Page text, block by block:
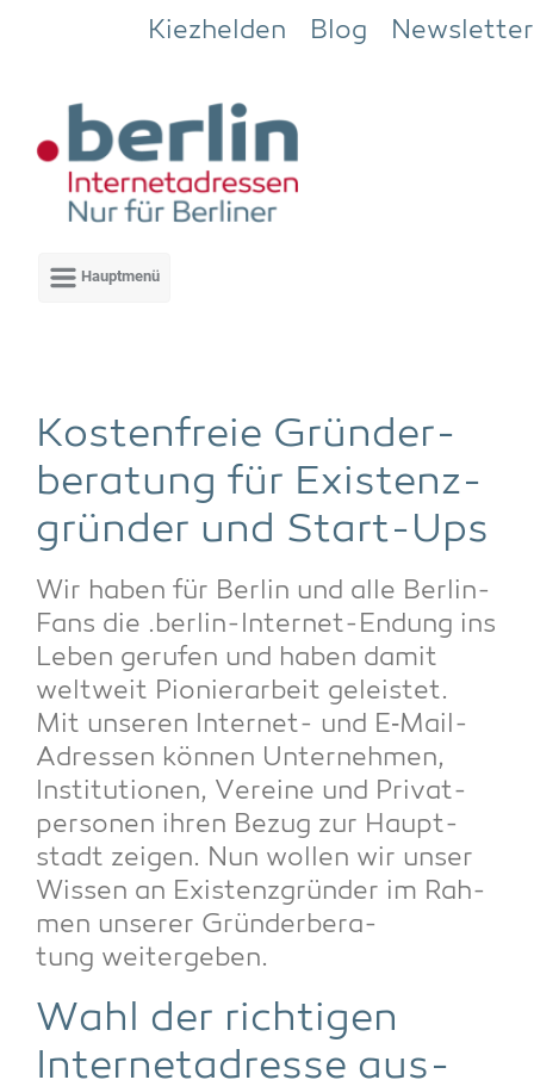
Zum Hauptinhalt springen
Kiezhelden Blog Newsletter
Kos­ten­freie Grün­der­
be­ra­tung für Exis­tenz­
grün­der und Start-Ups
Wir haben für Ber­lin und alle Ber­lin-
Fans die .ber­lin-Inter­net-Endung ins
Leben geru­fen und haben damit
welt­weit Pio­nier­ar­beit geleis­tet.
Mit unse­ren Inter­net- und E‑Mail-
Adres­sen kön­nen Unter­neh­men,
Insti­tu­tio­nen, Ver­ei­ne und Pri­vat­
per­so­nen ihren Bezug zur Haupt­
stadt zei­gen. Nun wol­len wir unser
Wis­sen an Exis­tenz­grün­der im Rah­
men unse­rer Grün­der­be­ra­
tung weitergeben.
Wahl der rich­ti­gen
Inter­net­adres­se aus­